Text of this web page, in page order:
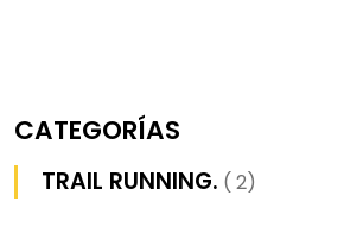
CATEGORÍAS
TRAIL RUNNING. ( 2)